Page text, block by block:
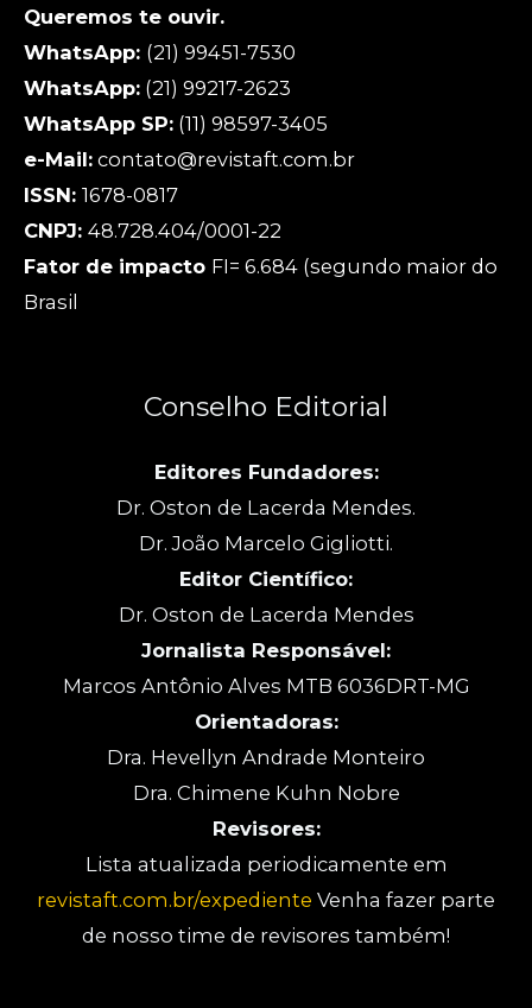
Queremos te ouvir.
WhatsApp: (21) 99451-7530
WhatsApp: (21) 99217-2623
WhatsApp SP: (11) 98597-3405
e-Mail: contato@revistaft.com.br
ISSN: 1678-0817
CNPJ: 48.728.404/0001-22
Fator de impacto FI= 6.684 (segundo maior do
Brasil
Conselho Editorial
Editores Fundadores:
Dr. Oston de Lacerda Mendes.
Dr. João Marcelo Gigliotti.
Editor Científico:
Dr. Oston de Lacerda Mendes
Jornalista Responsável:
Marcos Antônio Alves MTB 6036DRT-MG
Orientadoras:
Dra. Hevellyn Andrade Monteiro
Dra. Chimene Kuhn Nobre
Revisores:
Lista atualizada periodicamente em
revistaft.com.br/expediente Venha fazer parte
de nosso time de revisores também!